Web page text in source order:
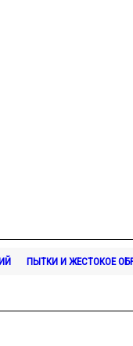
ПЫТКИ И ЖЕСТОКОЕ